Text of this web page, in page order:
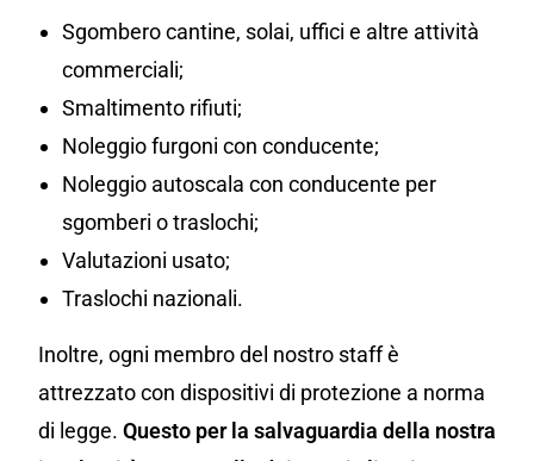
Sgombero cantine, solai, uffici e altre attività
commerciali;
Smaltimento rifiuti;
Noleggio furgoni con conducente;
Noleggio autoscala con conducente per
sgomberi o traslochi;
Valutazioni usato;
Traslochi nazionali.
Inoltre, ogni membro del nostro staff è
attrezzato con dispositivi di protezione a norma
di legge. Questo per la salvaguardia della nostra